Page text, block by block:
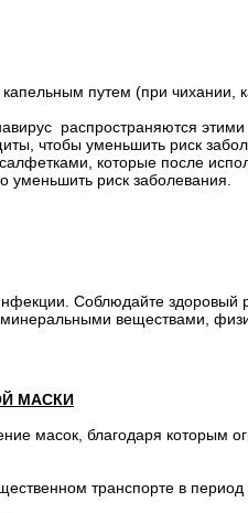
путем (при
распространяются
чтобы уменьшить риск
которые после
уменьшить риск заболевания.
Соблюдайте здоровый
веществами,
МАСКИ
масок, благодаря которым
транспорте в